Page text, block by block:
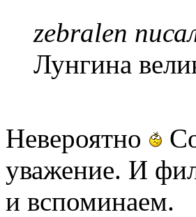
zebralen
Лунгина
Невероятно
уважение. И
и вспоминаем.